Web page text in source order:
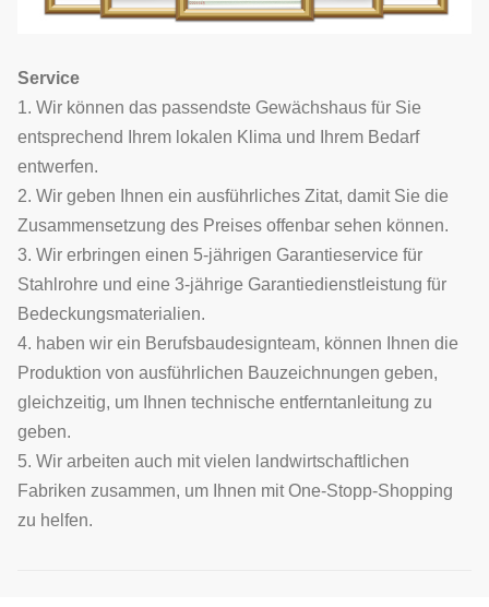
Service
1. Wir können das passendste Gewächshaus für Sie
entsprechend Ihrem lokalen Klima und Ihrem Bedarf
entwerfen.
2. Wir geben Ihnen ein ausführliches Zitat, damit Sie die
Zusammensetzung des Preises offenbar sehen können.
3. Wir erbringen einen 5-jährigen Garantieservice für
Stahlrohre und eine 3-jährige Garantiedienstleistung für
Bedeckungsmaterialien.
4. haben wir ein Berufsbaudesignteam, können Ihnen die
Produktion von ausführlichen Bauzeichnungen geben,
gleichzeitig, um Ihnen technische entferntanleitung zu
geben.
5. Wir arbeiten auch mit vielen landwirtschaftlichen
Fabriken zusammen, um Ihnen mit One-Stopp-Shopping
zu helfen.